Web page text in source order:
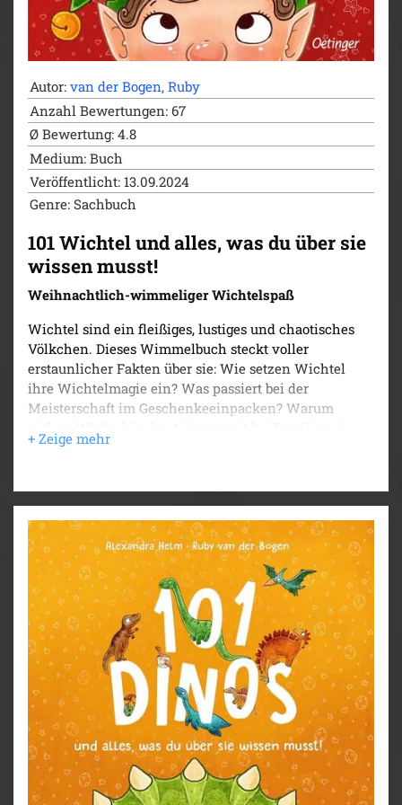
macht.
Die Bestseller-Reihe: Mit wunderbaren
Geschichten von Ruby van der Bogen und
Einhorn-tastischen Bildern von Alexandra Helm.
Das zauberhafte Vorlesebuch ist ein Muss für jedes
Bücherregal kleiner Einhorn-Fans. Eine einzigartige
Reise in die fantastische Welt der Einhörner und ein
magisches Vorlesevergnügen für Familien mit
Kindern ab 4 Jahren.
Autor: van der Bogen, Ruby
Anzahl Bewertungen: 67
Ø Bewertung: 4.8
Medium: Buch
Veröffentlicht: 13.09.2024
Genre: Sachbuch
101 Wichtel und alles, was du über sie
wissen musst!
Weihnachtlich-wimmeliger Wichtelspaß
Wichtel sind ein fleißiges, lustiges und chaotisches
Völkchen. Dieses Wimmelbuch steckt voller
erstaunlicher Fakten über sie: Wie setzen Wichtel
ihre Wichtelmagie ein? Was passiert bei der
Meisterschaft im Geschenkeeinpacken? Warum
und wohnen hinter einem Türchen in der Wand?
Wimmelige Szenen entführen in die wunderbare
Wichtelwelt und begeistern mit lustigen Details und
wichteligen Fakten. Ein stimmungsvoller Begleiter
durch die Vorweihnachtszeit und ein großer
Wimmelspaß für große und kleine Wichtelfans.
101 Wichtel und alles, was du über sie wissen musst:
Von Wichteln empfohlen
Zwei Trends in einem: Kunterbuntes
Wimmelbuch mit lustigen Bildern und
Geschichten über Wichtel für Kinder ab 4 Jahren.
Wichtelbuch zum Vorlesen: Lustige Fakten über
den Alltag in der Wichtelwelt, die Wichtelbriefe
und die vielen lustigen Streiche der kleinen